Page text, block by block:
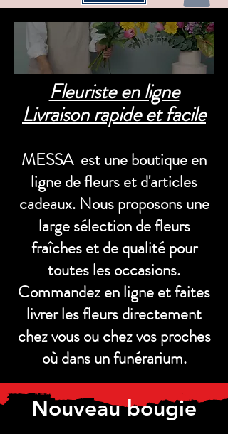
Fleuriste en ligne
Livraison rapide et facile
MESSA est une boutique en
ligne de fleurs et d'articles
cadeaux. Nous proposons une
large sélection de fleurs
fraîches et de qualité pour
toutes les occasions.
Commandez en ligne et faites
livrer les fleurs directement
chez vous ou chez vos proches
où dans un funérarium.
Nouveau bougie